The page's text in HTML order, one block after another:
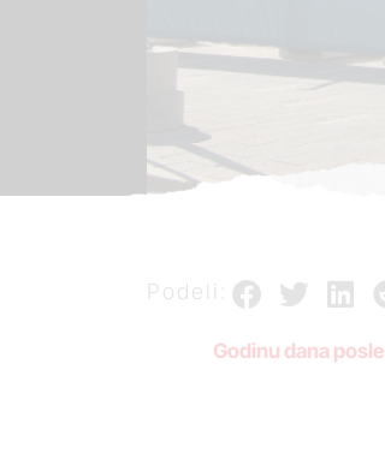
Podeli:
Godinu dana posle